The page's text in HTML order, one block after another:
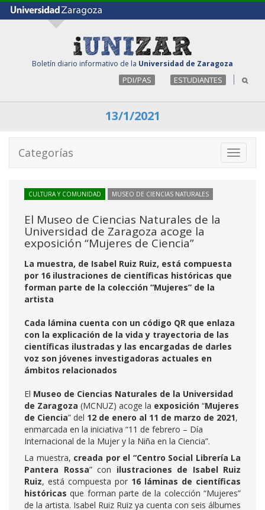
Boletín diario informativo de la Universidad de Zaragoza
PDI/PAS ESTUDIANTES
13/1/2021
Toggle
Categorías
CULTURA Y COMUNIDAD MUSEO DE CIENCIAS NATURALES
El Museo de Ciencias Naturales de la
Universidad de Zaragoza acoge la
exposición “Mujeres de Ciencia”
La muestra, de Isabel Ruiz Ruiz, está compuesta
por 16 ilustraciones de científicas históricas que
forman parte de la colección “Mujeres” de la
artista
Cada lámina cuenta con un código QR que enlaza
con la explicación de la vida y trayectoria de las
científicas ilustradas y las encargadas de darles
voz son jóvenes investigadoras actuales en
ámbitos relacionados
El Museo de Ciencias Naturales de la Universidad
de Zaragoza (MCNUZ) acoge la exposición “Mujeres
de Ciencia” del 12 de enero al 11 de marzo de 2021,
enmarcada en la iniciativa “11 de febrero – Día
Internacional de la Mujer y la Niña en la Ciencia”.
La muestra, creada por el “Centro Social Librería La
Pantera Rossa” con ilustraciones de Isabel Ruiz
Ruiz, está compuesta por 16 láminas de científicas
históricas que forman parte de la colección “Mujeres”
de la artista. Isabel Ruiz Ruiz ya cuenta con seis álbumes